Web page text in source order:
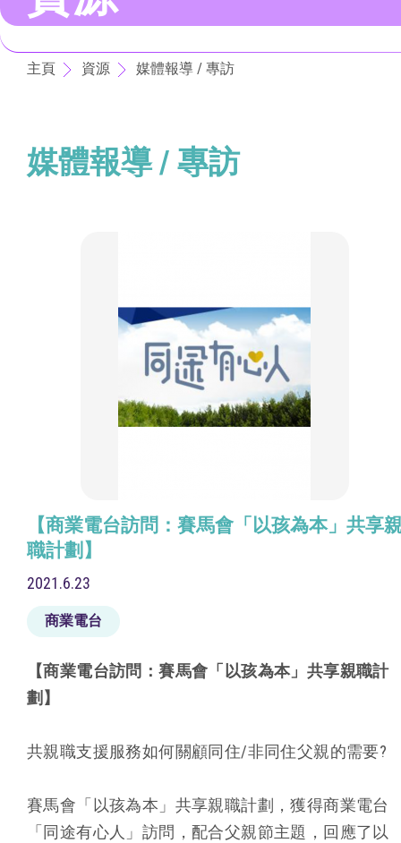
主頁 資源 媒體報導 / 專訪
媒體報導 / 專訪
【商業電台訪問：賽馬會「以孩為本」共享
職計劃】
2021.6.23
商業電台
【商業電台訪問：賽馬會「以孩為本」共享親職計
劃】
共親職支援服務如何關顧同住/非同住父親的需要?
賽馬會「以孩為本」共享親職計劃，獲得商業電台
「同途有心人」訪問，配合父親節主題，回應了以